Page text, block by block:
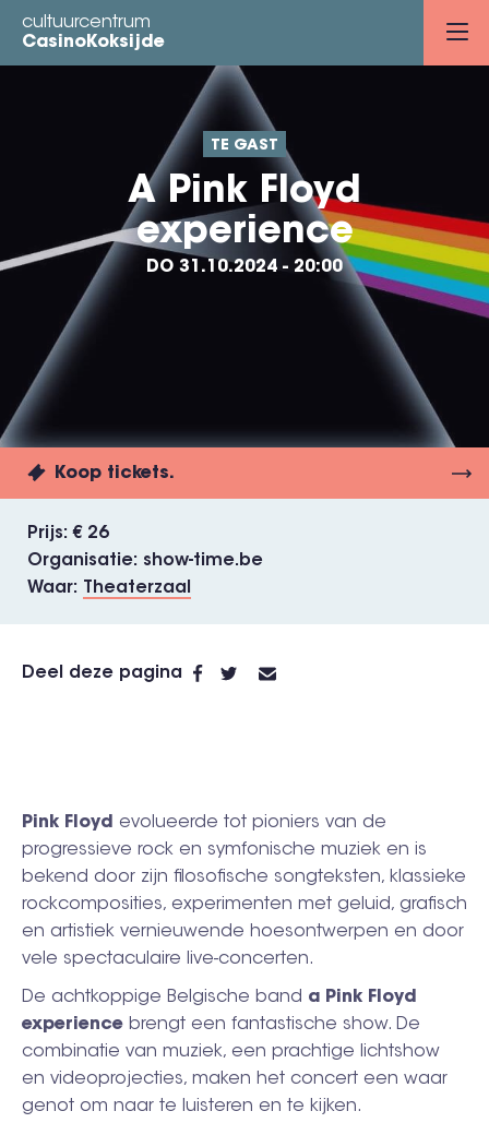
Overslaan
naar
cultuurcentrum
CasinoKoksijde
TE GAST
A Pink Floyd
experience
DO 31.10.2024 - 20:00
Koop tickets.
Prijs
€ 26
Organisatie
show-time.be
Waar
Theaterzaal
Deel deze pagina
Pink Floyd evolueerde tot pioniers van de
progressieve rock en symfonische muziek en is
bekend door zijn filosofische songteksten, klassieke
rockcomposities, experimenten met geluid, grafisch
en artistiek vernieuwende hoesontwerpen en door
vele spectaculaire live-concerten.
De achtkoppige Belgische band a Pink Floyd
experience brengt een fantastische show. De
combinatie van muziek, een prachtige lichtshow
en videoprojecties, maken het concert een waar
genot om naar te luisteren en te kijken.